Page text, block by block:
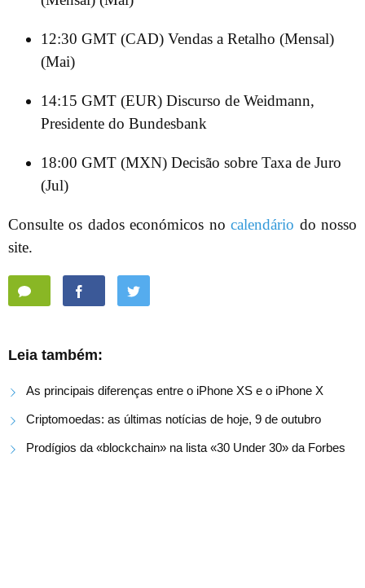
12:30 GMT (CAD) Vendas a Retalho (Mensal)
(Mai)
14:15 GMT (EUR) Discurso de Weidmann,
Presidente do Bundesbank
18:00 GMT (MXN) Decisão sobre Taxa de Juro
(Jul)
Consulte os dados económicos nocalendário do nosso
site.
Leia também:
As principais diferenças entre o iPhone XS e o iPhone X
Criptomoedas: as últimas notícias de hoje, 9 de outubro
Prodígios da «blockchain» na lista «30 Under 30» da Forbes